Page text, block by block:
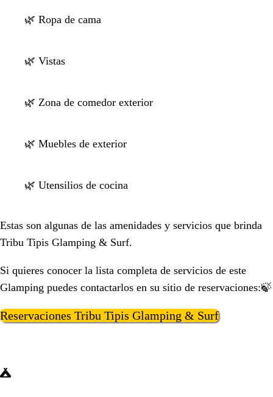
🌿 Ropa de cama
🌿 Vistas
🌿 Zona de comedor exterior
🌿 Muebles de exterior
🌿 Utensilios de cocina
Estas son algunas de las amenidades y servicios que brinda
Tribu Tipis Glamping & Surf.
Si quieres conocer la lista completa de servicios de este
Glamping puedes contactarlos en su sitio de reservaciones:🍃
Reservaciones Tribu Tipis Glamping & Surf